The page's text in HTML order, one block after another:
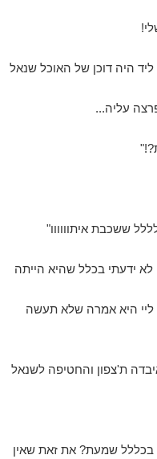
ליד היה דוכן של האוכל שנאל
עליה...
ששכבת איתוווווו"
לא ידעתי בכלל שהיא הייתה
ליי היא אמרה שלא תעשה
ת'צפון והחטיפה לשנאל
בכללל שמעת? את זאת שאין